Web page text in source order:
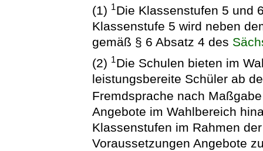
(1) 1Die Klassenstufen 5 und
Klassenstufe 5 wird neben
gemäß § 6 Absatz 4 des
(2) 1Die Schulen bieten im
leistungsbereite Schüler ab
Fremdsprache nach
Angebote im Wahlbereich
Klassenstufen im Rahmen
Voraussetzungen Angebote